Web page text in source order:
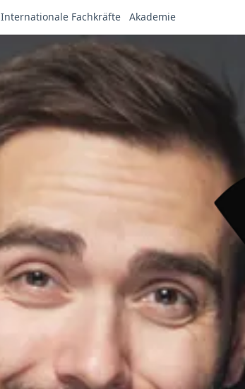
Internationale Fachkräfte Akademie